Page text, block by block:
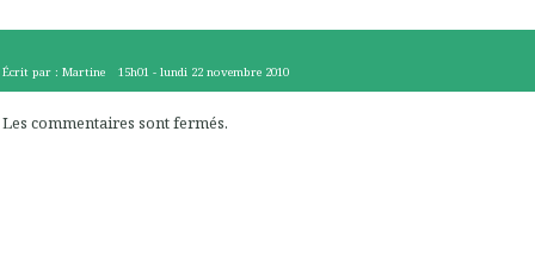
Écrit par : Martine 15h01 -lundi 22 novembre 2010
Les commentaires sont fermés.